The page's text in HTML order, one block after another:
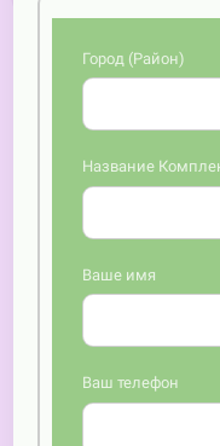
Веб-кабинет и
Управляющего и
приложение для
Город (Район)
Название
Ваше имя
Ваш телефон